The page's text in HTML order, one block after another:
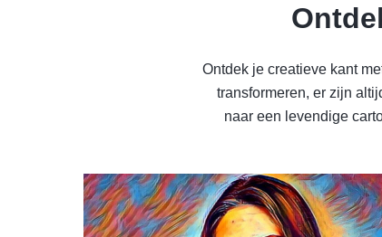
Ontdek je creatieve kant
transformeren, er zijn
naar een levendige